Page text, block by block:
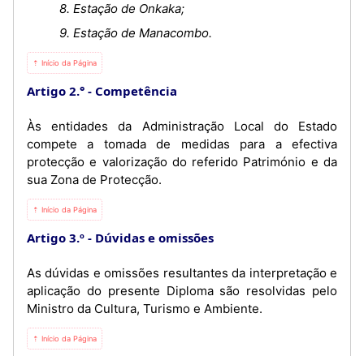
8. Estação de Onkaka;
9. Estação de Manacombo.
⇡ Início da Página
Artigo 2.° Competência
Às entidades da Administração Local do Estado
compete a tomada de medidas para a efectiva
protecção e valorização do referido Património e da
sua Zona de Protecção.
⇡ Início da Página
Artigo 3.º Dúvidas e omissões
As dúvidas e omissões resultantes da interpretação e
aplicação do presente Diploma são resolvidas pelo
Ministro da Cultura, Turismo e Ambiente.
⇡ Início da Página